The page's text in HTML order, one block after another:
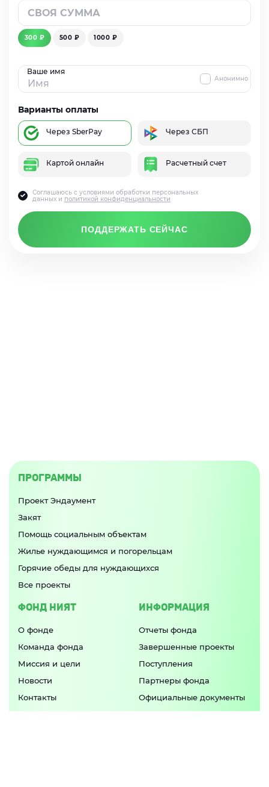
300 ₽ 500 ₽ 1000 ₽
Ваше имя
Анонимно
Варианты оплаты
Через SberPay Через СБП
Картой онлайн Расчетный счет
ПОДДЕРЖАТЬ СЕЙЧАС
Соглашаюсь с условиями обработки персональных
данных и политикой конфиденциальности
ПРОГРАММЫ
Проект Эндаумент
Закят
Помощь социальным объектам
Жилье нуждающимся и погорельцам
Горячие обеды для нуждающихся
Все проекты
ФОНД НИЯТ
О фонде
Команда фонда
Миссия и цели
Новости
Контакты
ИНФОРМАЦИЯ
Отчеты фонда
Завершенные проекты
Поступления
Партнеры фонда
Официальные документы
Попечительский совет